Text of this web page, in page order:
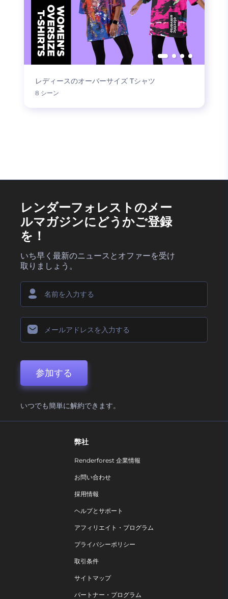
レディースのオーバーサイズ Tシャツ
8 シーン
レンダーフォレストのメー
ルマガジンにどうかご登録
を！
いち早く最新のニュースとオファーを受け
取りましょう。
参加する
いつでも簡単に解約できます。
弊社
Renderforest 企業情報
お問い合わせ
採用情報
ヘルプとサポート
アフィリエイト・プログラム
プライバシーポリシー
取引条件
サイトマップ
パートナー・プログラム